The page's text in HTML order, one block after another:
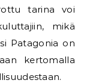
tarina voi
mikä
Patagonia on
kertomalla